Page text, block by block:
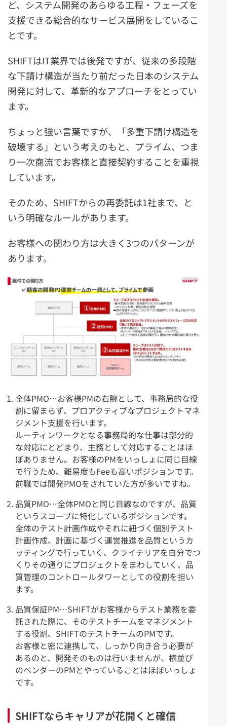
ど、システム開発のあらゆる工程・フェーズを
支援できる総合的なサービス展開をしているこ
とです。
SHIFTはIT業界では後発ですが、従来の多段階
な下請け構造が当たり前だった日本のシステム
開発に対して、革新的なアプローチをとってい
ます。
ちょっと強い言葉ですが、「多重下請け構造を
破壊する」という考えのもと、プライム、つま
り一次商流でお客様と直接契約することを重視
しています。
そのため、SHIFTからの再委託は1社まで、と
いう明確なルールがあります。
お客様への関わり方は大きく3つのパターンが
あります。
全体PMO…お客様PMの右腕として、事務局的な役
割に留まらず、プロアクティブなプロジェクトマネ
ジメント支援を行います。
ルーティンワークとなる事務局的な仕事は部分的
な対応にとどまり、主務として対応することはほ
ぼありません。お客様のPMをいっしょに同じ目線
で行うため、難易度もFeeも高いポジションです。
前職では開発PMOをされていた方が多いですね。
品質PMO…全体PMOと同じ目線なのですが、品質
というスコープに特化しているポジションです。
全体のテスト計画作成やそれに紐づく個別テスト
計画作成、計画に基づく運営推進を品質というカ
ッティングで行っていく、クライテリアを自分でつ
くりその通りにプロジェクトをまわしていく、品
質管理のコントロールタワーとしての役割を担い
ます。
品質保証PM…SHIFTがお客様からテスト業務を委
託された際に、そのテストチームをマネジメント
する役割、SHIFTのテストチームのPMです。
お客様と密に連携して、しっかり向き合う必要が
あるのと、開発そのものは行いませんが、横並び
のベンダーのPMとやっていることはほぼいっしょ
です。
SHIFTならキャリアが花開くと確信